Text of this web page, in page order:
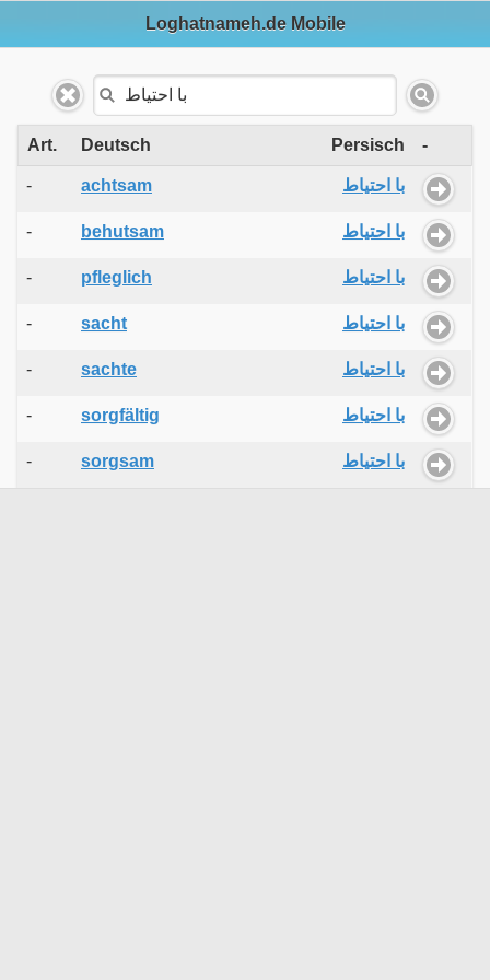
Loghatnameh.de Mobile
Art. Deutsch Persisch -
- achtsam با احتیاط
- behutsam با احتیاط
- pfleglich با احتیاط
- sacht با احتیاط
- sachte با احتیاط
- sorgfältig با احتیاط
- sorgsam با احتیاط